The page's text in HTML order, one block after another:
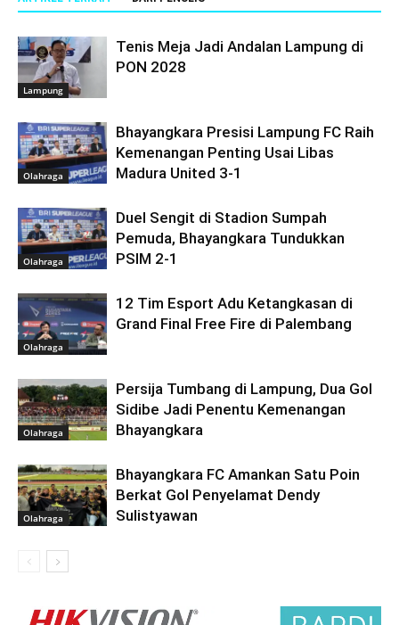
Lampung
Tenis Meja Jadi Andalan Lampung di
PON 2028
Olahraga
Bhayangkara Presisi Lampung FC Raih
Kemenangan Penting Usai Libas
Madura United 3-1
Olahraga
Duel Sengit di Stadion Sumpah
Pemuda, Bhayangkara Tundukkan
PSIM 2-1
Olahraga
12 Tim Esport Adu Ketangkasan di
Grand Final Free Fire di Palembang
Olahraga
Persija Tumbang di Lampung, Dua Gol
Sidibe Jadi Penentu Kemenangan
Bhayangkara
Olahraga
Bhayangkara FC Amankan Satu Poin
Berkat Gol Penyelamat Dendy
Sulistyawan